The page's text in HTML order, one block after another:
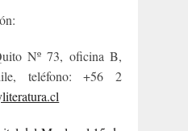
Nº 73, oficina B,
teléfono: +56 2